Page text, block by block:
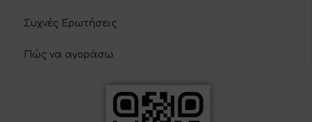
Συχνές Ερωτήσεις
Πώς να αγοράσω